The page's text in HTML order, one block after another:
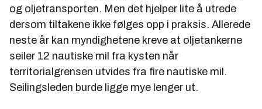
og oljetransporten. Men det hjelper lite å utrede
dersom tiltakene ikke følges opp i praksis. Allerede
neste år kan myndighetene kreve at oljetankerne
seiler 12 nautiske mil fra kysten når
territorialgrensen utvides fra fire nautiske mil.
Seilingsleden burde ligge mye lenger ut.